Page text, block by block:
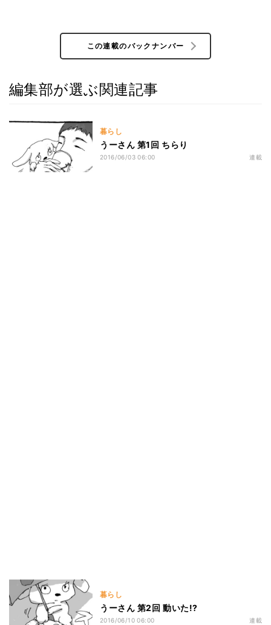
この連載のバックナンバー
編集部が選ぶ関連記事
暮らし
うーさん 第1回 ちらり
2016/06/03 06:00 連載
暮らし
うーさん 第2回 動いた!?
2016/06/10 06:00 連載